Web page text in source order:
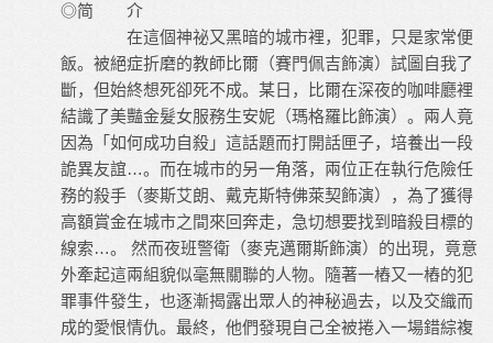
◎简 介
在這個神祕又黑暗的城市裡，犯罪，只是家常便
飯。被絕症折磨的教師比爾（賽門佩吉飾演）試圖自我了
斷，但始終想死卻死不成。某日，比爾在深夜的咖啡廳裡
結識了美豔金髮女服務生安妮（瑪格羅比飾演）。兩人竟
因為「如何成功自殺」這話題而打開話匣子，培養出一段
詭異友誼…。而在城市的另一角落，兩位正在執行危險任
務的殺手（麥斯艾朗、戴克斯特佛萊契飾演），為了獲得
高額賞金在城市之間來回奔走，急切想要找到暗殺目標的
線索…。 然而夜班警衛（麥克邁爾斯飾演）的出現，竟意
外牽起這兩組貌似毫無關聯的人物。隨著一樁又一樁的犯
罪事件發生，也逐漸揭露出眾人的神秘過去，以及交織而
成的愛恨情仇。最終，他們發現自己全被捲入一場錯綜複